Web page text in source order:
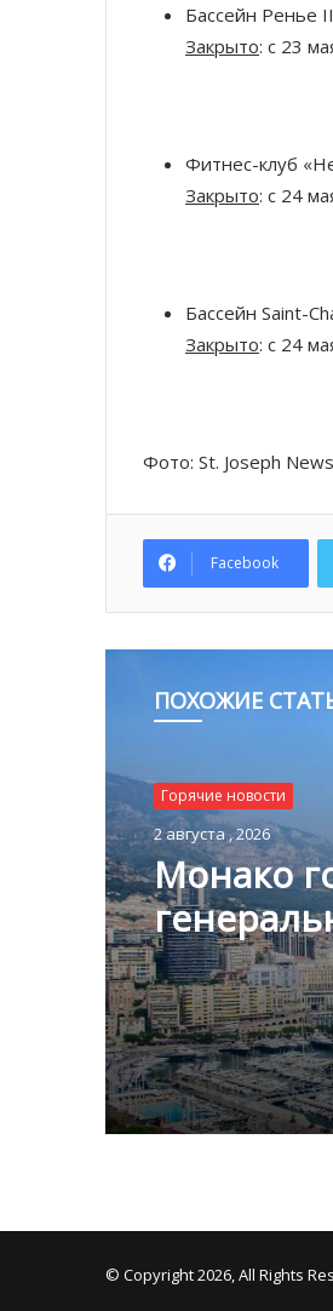
Бассейн Ренье
Закрыто: с 23
Фитнес-клуб
Закрыто: с 24
Бассейн Saint-
Закрыто: с 24
Фото: St. Joseph
Facebook
ПОХОЖИЕ
Горячие новости
2 августа , 2026
Монако
© Copyright 2026, All Rights